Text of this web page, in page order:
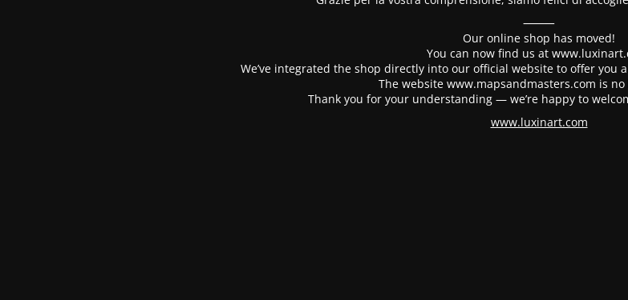
⸻
Our online shop has moved!
You can now find us at
We’ve integrated the shop directly into our official website to offer you
The website www.mapsandmasters.com is
Thank you for your understanding — we’re happy to
www.luxinart.com